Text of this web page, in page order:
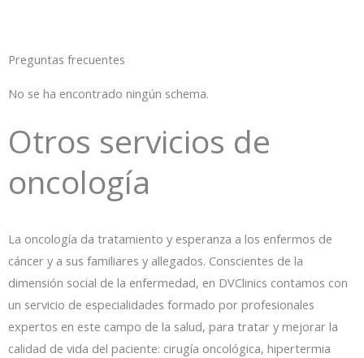
Preguntas frecuentes
No se ha encontrado ningún schema.
Otros servicios de
oncología
La oncología da tratamiento y esperanza a los enfermos de
cáncer y a sus familiares y allegados. Conscientes de la
dimensión social de la enfermedad, en DVClinics contamos con
un servicio de especialidades formado por profesionales
expertos en este campo de la salud, para tratar y mejorar la
calidad de vida del paciente: cirugía oncológica, hipertermia